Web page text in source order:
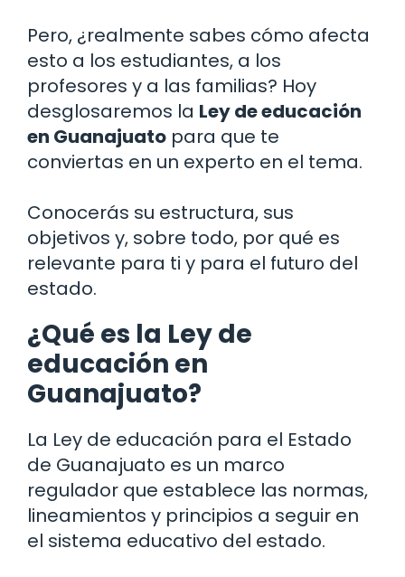
Pero, ¿realmente sabes cómo afecta
esto a los estudiantes, a los
profesores y a las familias? Hoy
desglosaremos la Ley de educación
en Guanajuato para que te
conviertas en un experto en el tema.
Conocerás su estructura, sus
objetivos y, sobre todo, por qué es
relevante para ti y para el futuro del
estado.
¿Qué es la Ley de
educación en
Guanajuato?
La Ley de educación para el Estado
de Guanajuato es un marco
regulador que establece las normas,
lineamientos y principios a seguir en
el sistema educativo del estado.